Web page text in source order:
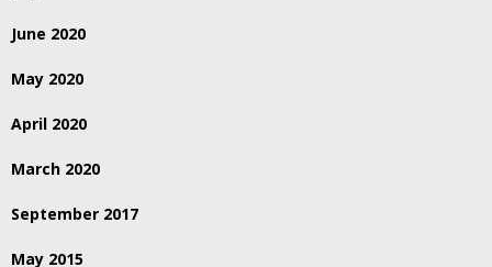
June 2020
May 2020
April 2020
March 2020
September 2017
May 2015